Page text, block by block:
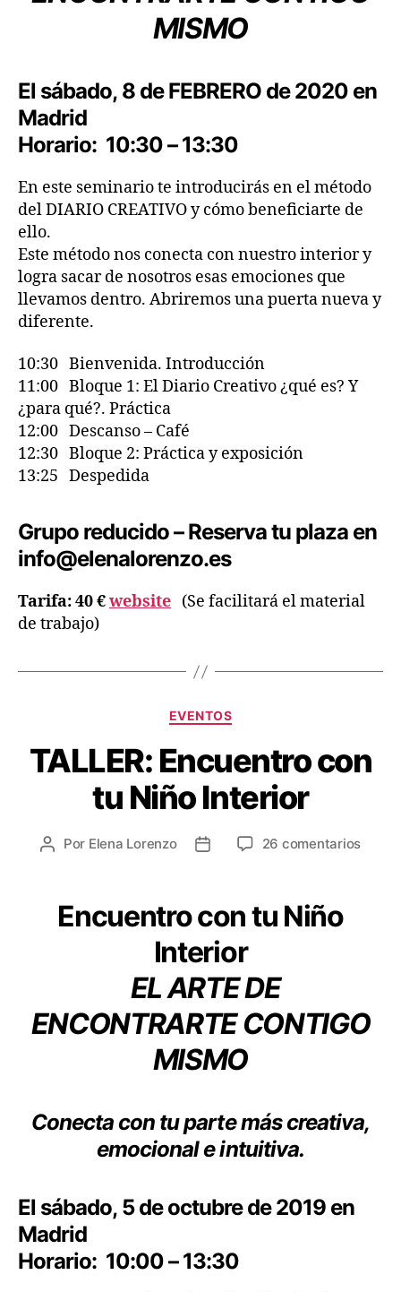
MISMO
El sábado, 8 de FEBRERO de 2020 en
Madrid
Horario: 10:30 – 13:30
En este seminario te introducirás en el método
del DIARIO CREATIVO y cómo beneficiarte de
ello.
Este método nos conecta con nuestro interior y
logra sacar de nosotros esas emociones que
llevamos dentro. Abriremos una puerta nueva y
diferente.
10:30 Bienvenida. Introducción
11:00 Bloque 1: El Diario Creativo ¿qué es? Y
¿para qué?. Práctica
12:00 Descanso – Café
12:30 Bloque 2: Práctica y exposición
13:25 Despedida
Grupo reducido – Reserva tu plaza en
info@elenalorenzo.es
Tarifa: 40 €website (Se facilitará el material
de trabajo)
EVENTOS
TALLER: Encuentro con
tu Niño Interior
Por Elena Lorenzo 26 comentarios
Encuentro con tu Niño
Interior
EL ARTE DE
ENCONTRARTE CONTIGO
MISMO
Conecta con tu parte más creativa,
emocional e intuitiva.
El sábado, 5 de octubre de 2019 en
Madrid
Horario: 10:00 – 13:30